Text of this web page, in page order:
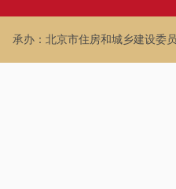
承办：北京市住房和城乡建设委